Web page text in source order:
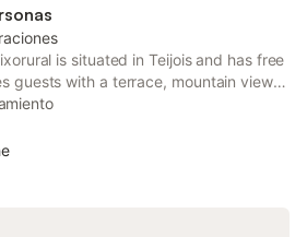
is situated in Teijois and has free
guests with a terrace, mountain views,
screen TV, a fully equipped kitchen
and a private bathroom...